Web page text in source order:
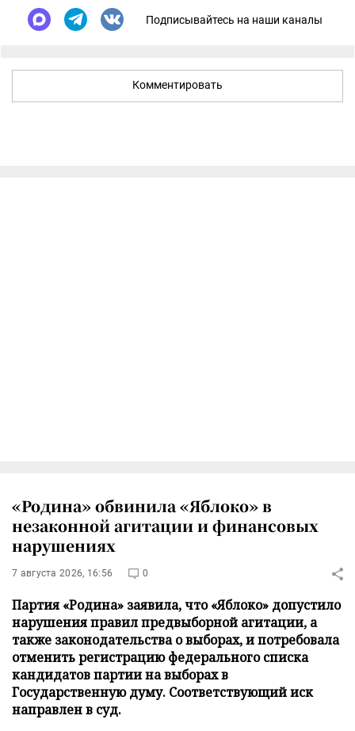
Подписывайтесь на наши каналы
Комментировать
«Родина» обвинила «Яблоко» в
незаконной агитации и финансовых
нарушениях
7 августа 2026, 16:56 0
Партия «Родина» заявила, что «Яблоко» допустило
нарушения правил предвыборной агитации, а
также законодательства о выборах, и потребовала
отменить регистрацию федерального списка
кандидатов партии на выборах в
Государственную думу. Соответствующий иск
направлен в суд.